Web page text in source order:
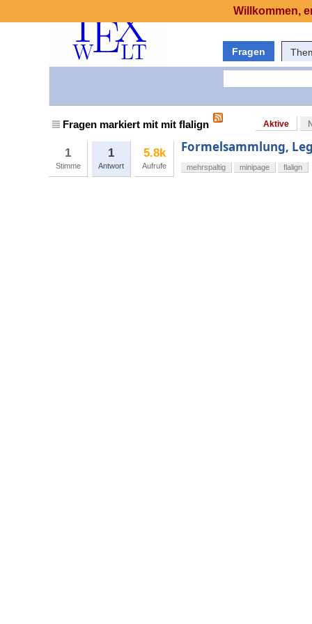
Fragen
Fragen markiert mit mit flalign Aktive
1
Stimme
1
Antwort
5.8k
Aufrufe
Formelsammlung,
mehrspaltig minipage flalign
Willkommen,